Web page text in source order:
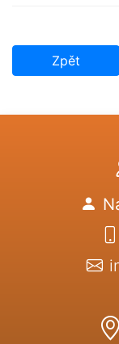
Zpět